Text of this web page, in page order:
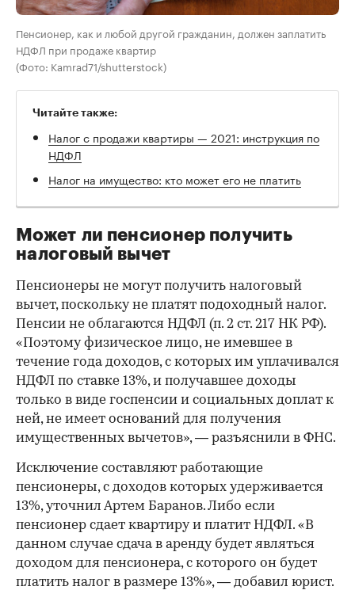
Пенсионер, как и любой другой гражданин, должен заплатить
НДФЛ при продаже квартир
(Фото: Kamrad71/shutterstock)
Читайте также:
Налог с продажи квартиры — 2021: инструкция по
НДФЛ
Налог на имущество: кто может его не платить
Может ли пенсионер получить
налоговый вычет
Пенсионеры не могут получить налоговый
вычет, поскольку не платят подоходный налог.
Пенсии не облагаются НДФЛ (п. 2 ст. 217 НК РФ).
«Поэтому физическое лицо, не имевшее в
течение года доходов, с которых им уплачивался
НДФЛ по ставке 13%, и получавшее доходы
только в виде госпенсии и социальных доплат к
ней, не имеет оснований для получения
имущественных вычетов», — разъяснили в ФНС.
Исключение составляют работающие
пенсионеры, с доходов которых удерживается
13%, уточнил Артем Баранов. Либо если
пенсионер сдает квартиру и платит НДФЛ. «В
данном случае сдача в аренду будет являться
доходом для пенсионера, с которого он будет
платить налог в размере 13%», — добавил юрист.